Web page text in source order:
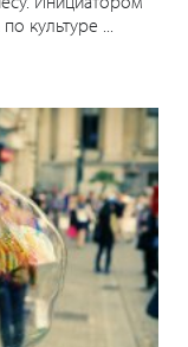
культуре ...